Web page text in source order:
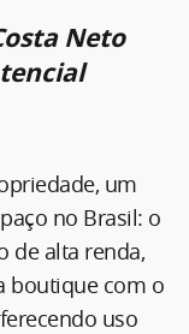
Neto
um
no Brasil: o
de alta renda,
boutique com o
uso